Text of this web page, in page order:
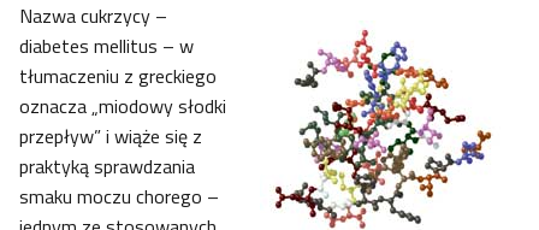
Nazwa cukrzycy –
diabetes mellitus – w
tłumaczeniu z greckiego
oznacza „miodowy słodki
przepływ” i wiąże się z
praktyką sprawdzania
smaku moczu chorego –